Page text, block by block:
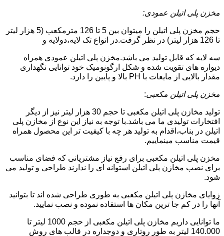
مخزن پلی اتیلن عمودی:
حجم مخزن پلی اتیلن را میتوان بین 5 تا 126 مترمکعب (5 هزار لیتر
تا 126 هزار لیتر) در نظر گرفت.در انواع تک لایه،دولایه و
سه لایه که قابل تولید می باشد.مخزن پلی اتیلن عمودی همراه
دیواره های تقویت شده و شکل ارگونومیک خود توانایی نگهداری
مقدار بالایی از مایعات با PH بالا و پایین را دارد.
مخزن پلی اتیلن مکعبی:
تولید مخازن پلی اتیلن مکعبی تا حجم 30 هزار لیتر نیز از دیگر
افتخارات تولیدی ما می باشد.با توجه به نیاز این نوع از مخازن پلی
اتیلن در بناب،اقدام به تولید هر چه با کیفیت تر این محصول همراه
قیمت مناسب مینماییم.
مخزن پلی اتیلن مکعبی برای رفع نیاز مشتریانی که فضای مناسب
برای نصب مخازن پلی اتیلن استوانه ای را ندارند طراحی و تولید می
شود.
زوایای مخازن پلی اتیلن مکعبی به طوری طراحی شده اند تا بتوانید
آنها را در کم جا ترین مکان ها استفاده نموده و نصب نمایید.
ما توانایی داریم مخازن پلی اتیلن مکعبی از حجم 1000 لیتر تا
140.000 لیتر به طور روتاری و دوجداره در قالب های روش